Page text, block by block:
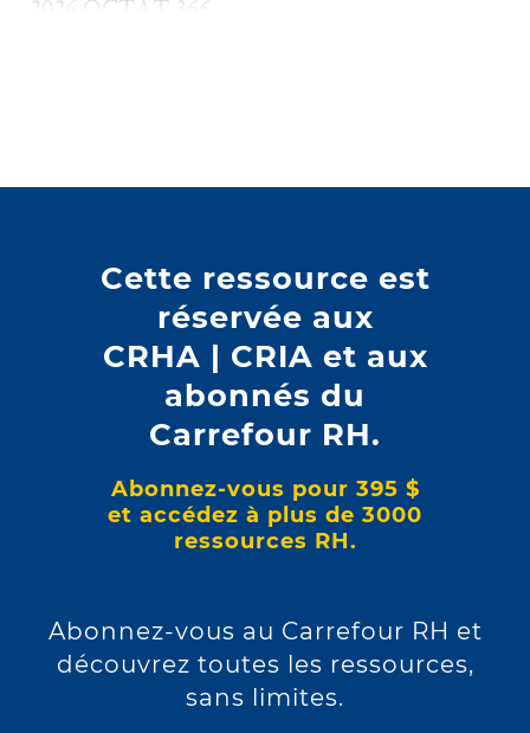
2026 QCTAT 366
la santé et de la sécurité du travail et Division
Type d'action
Plainte en vertu de l'article 123.6 de laLoi sur
les normes du travail(L.N.T.) pour harcèlement
psychologique — accueillie.
Décision de
Date
Cette ressource est
réservée aux
CRHA | CRIA et aux
abonnés du
Carrefour RH.
Abonnez-vous pour 395 $
et accédez à plus de 3000
ressources RH.
Abonnez-vous au Carrefour RH et
découvrez toutes les ressources,
sans limites.